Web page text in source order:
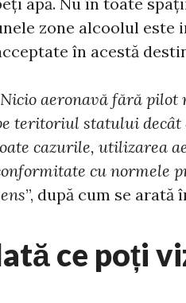
zone alcoolul este
în acestă
Nicio aeronavă fără pilot
teritoriul statului
cazurile, utilizarea
cu normele
”, după cum se arată
ce poți